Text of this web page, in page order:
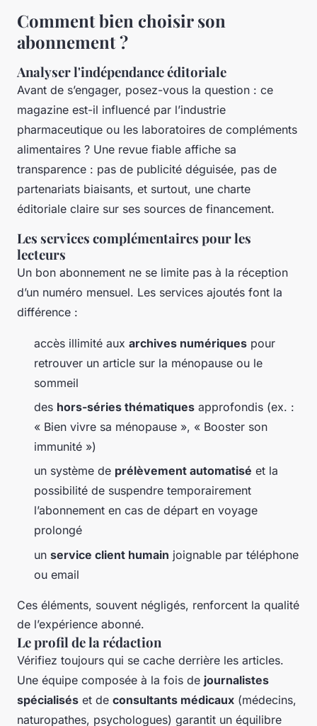
Comment bien choisir son
abonnement ?
Analyser l'indépendance éditoriale
Avant de s’engager, posez-vous la question : ce
magazine est-il influencé par l’industrie
pharmaceutique ou les laboratoires de compléments
alimentaires ? Une revue fiable affiche sa
transparence : pas de publicité déguisée, pas de
partenariats biaisants, et surtout, une charte
éditoriale claire sur ses sources de financement.
Les services complémentaires pour les
lecteurs
Un bon abonnement ne se limite pas à la réception
d’un numéro mensuel. Les services ajoutés font la
différence :
accès illimité aux archives numériques pour
retrouver un article sur la ménopause ou le
sommeil
des hors-séries thématiques approfondis (ex. :
« Bien vivre sa ménopause », « Booster son
immunité »)
un système de prélèvement automatisé et la
possibilité de suspendre temporairement
l’abonnement en cas de départ en voyage
prolongé
un service client humain joignable par téléphone
ou email
Ces éléments, souvent négligés, renforcent la qualité
de l’expérience abonné.
Le profil de la rédaction
Vérifiez toujours qui se cache derrière les articles.
Une équipe composée à la fois de journalistes
spécialisés et de consultants médicaux (médecins,
naturopathes, psychologues) garantit un équilibre